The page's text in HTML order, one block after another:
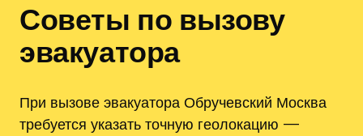
Советы по вызову
эвакуатора
При вызове эвакуатора Обручевский Москва
требуется указать точную геолокацию —